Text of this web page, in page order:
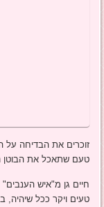
זוכרים את הבדיחה על
טעם שתאכל את הבוטן
חיים גן מ"איש
טעים ויקר ככל שיהיה,